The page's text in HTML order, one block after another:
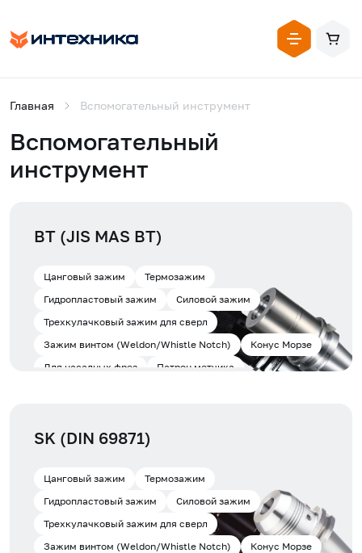
Главная Вспомогательный инструмент
Вспомогательный
инструмент
BT (JIS MAS BT)
Цанговый зажим
Термозажим
Гидропластовый зажим
Силовой зажим
Трехкулачковый зажим для сверл
Зажим винтом (Weldon/Whistle Notch)
Конус Морзе
Для насадных фрез
Патрон метчика
SK (DIN 69871)
Цанговый зажим
Термозажим
Гидропластовый зажим
Силовой зажим
Трехкулачковый зажим для сверл
Зажим винтом (Weldon/Whistle Notch)
Конус Морзе